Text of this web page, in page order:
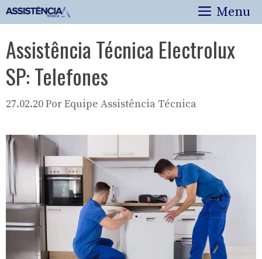
Pular
para
conteúdo
Menu
Assistência Técnica Electrolux
SP: Telefones
27.02.20PorEquipe Assistência Técnica